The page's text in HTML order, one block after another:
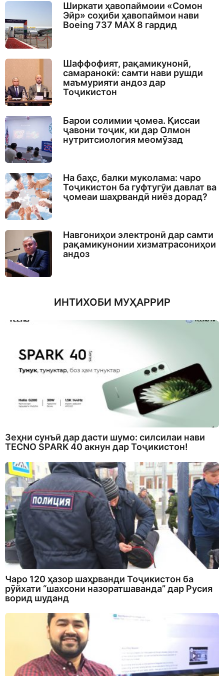
Ширкати ҳавопаймоии «Сомон
Эйр» соҳиби ҳавопаймои нави
Boeing 737 MAX 8 гардид
Шаффофият, рақамикунонӣ,
самаранокӣ: самти нави рушди
маъмурияти андоз дар
Тоҷикистон
Барои солимии ҷомеа. Қиссаи
ҷавони тоҷик, ки дар Олмон
нутритсиология меомӯзад
На баҳс, балки муколама: чаро
Тоҷикистон ба гуфтугӯи давлат ва
ҷомеаи шаҳрвандӣ ниёз дорад?
Навгониҳои электронӣ дар самти
рақамикунонии хизматрасониҳои
андоз
ИНТИХОБИ МУҲАРРИР
Зеҳни сунъӣ дар дасти шумо: силсилаи нави
TECNO SPARK 40 акнун дар Тоҷикистон!
Чаро 120 ҳазор шаҳрванди Тоҷикистон ба
рӯйхати “шахсони назоратшаванда” дар Русия
ворид шуданд